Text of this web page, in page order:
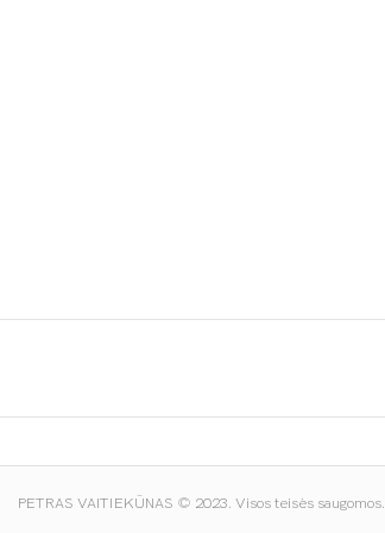
PETRAS VAITIEKŪNAS © 2023. Visos teisės saugomos.